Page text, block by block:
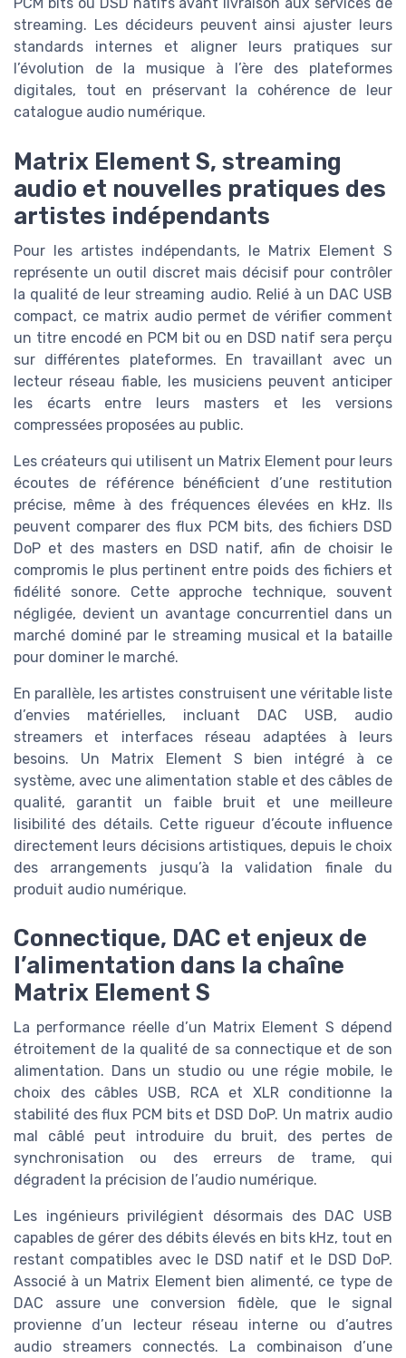
PCM bits ou DSD natifs avant livraison aux services de
streaming. Les décideurs peuvent ainsi ajuster leurs
standards internes et aligner leurs pratiques sur
l’évolution de la musique à l’ère des plateformes
digitales, tout en préservant la cohérence de leur
catalogue audio numérique.
Matrix Element S, streaming
audio et nouvelles pratiques des
artistes indépendants
Pour les artistes indépendants, le Matrix Element S
représente un outil discret mais décisif pour contrôler
la qualité de leur streaming audio. Relié à un DAC USB
compact, ce matrix audio permet de vérifier comment
un titre encodé en PCM bit ou en DSD natif sera perçu
sur différentes plateformes. En travaillant avec un
lecteur réseau fiable, les musiciens peuvent anticiper
les écarts entre leurs masters et les versions
compressées proposées au public.
Les créateurs qui utilisent un Matrix Element pour leurs
écoutes de référence bénéficient d’une restitution
précise, même à des fréquences élevées en kHz. Ils
peuvent comparer des flux PCM bits, des fichiers DSD
DoP et des masters en DSD natif, afin de choisir le
compromis le plus pertinent entre poids des fichiers et
fidélité sonore. Cette approche technique, souvent
négligée, devient un avantage concurrentiel dans un
marché dominé par le streaming musical et la bataille
pour dominer le marché.
En parallèle, les artistes construisent une véritable liste
d’envies matérielles, incluant DAC USB, audio
streamers et interfaces réseau adaptées à leurs
besoins. Un Matrix Element S bien intégré à ce
système, avec une alimentation stable et des câbles de
qualité, garantit un faible bruit et une meilleure
lisibilité des détails. Cette rigueur d’écoute influence
directement leurs décisions artistiques, depuis le choix
des arrangements jusqu’à la validation finale du
produit audio numérique.
Connectique, DAC et enjeux de
l’alimentation dans la chaîne
Matrix Element S
La performance réelle d’un Matrix Element S dépend
étroitement de la qualité de sa connectique et de son
alimentation. Dans un studio ou une régie mobile, le
choix des câbles USB, RCA et XLR conditionne la
stabilité des flux PCM bits et DSD DoP. Un matrix audio
mal câblé peut introduire du bruit, des pertes de
synchronisation ou des erreurs de trame, qui
dégradent la précision de l’audio numérique.
Les ingénieurs privilégient désormais des DAC USB
capables de gérer des débits élevés en bits kHz, tout en
restant compatibles avec le DSD natif et le DSD DoP.
Associé à un Matrix Element bien alimenté, ce type de
DAC assure une conversion fidèle, que le signal
provienne d’un lecteur réseau interne ou d’autres
audio streamers connectés. La combinaison d’une